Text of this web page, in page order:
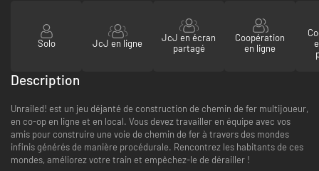
Solo JcJ en ligne
JcJ en écran
partagé
Coopération
en ligne
Description
Unrailed! est un jeu déjanté de construction de chemin de fer multijoueur,
en co-op en ligne et en local. Vous devez travailler en équipe avec vos
amis pour construire une voie de chemin de fer à travers des mondes
infinis générés de manière procédurale. Rencontrez les habitants de ces
mondes, améliorez votre train et empêchez-le de dérailler !